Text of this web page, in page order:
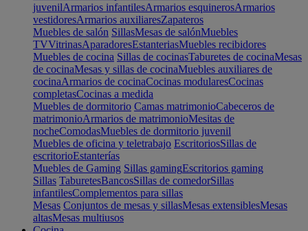
juvenilArmarios infantilesArmarios esquinerosArmarios
vestidoresArmarios auxiliaresZapateros
Muebles de salón SillasMesas de salónMuebles
TVVitrinasAparadoresEstanteriasMuebles recibidores
Muebles de cocina Sillas de cocinasTaburetes de cocinaMesas
de cocinaMesas y sillas de cocinaMuebles auxiliares de
cocinaArmarios de cocinaCocinas modularesCocinas
completasCocinas a medida
Muebles de dormitorio Camas matrimonioCabeceros de
matrimonioArmarios de matrimonioMesitas de
nocheComodasMuebles de dormitorio juvenil
Muebles de oficina y teletrabajo EscritoriosSillas de
escritorioEstanterías
Muebles de Gaming Sillas gamingEscritorios gaming
Sillas TaburetesBancosSillas de comedorSillas
infantilesComplementos para sillas
Mesas Conjuntos de mesas y sillasMesas extensiblesMesas
altasMesas multiusos